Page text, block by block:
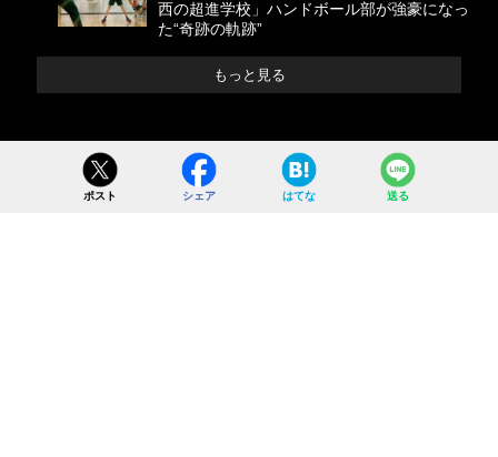
西の超進学校」ハンドボール部が強豪になっ
た“奇跡の軌跡”
もっと見る
ポスト シェア はてな 送る